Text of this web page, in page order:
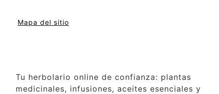
Mapa del sitio
Tu herbolario online de confianza: plantas
medicinales, infusiones, aceites esenciales y